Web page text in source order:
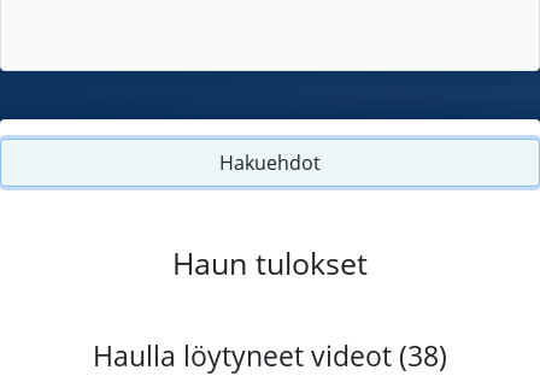
Hakuehdot
Haun tulokset
Haulla löytyneet videot (38)